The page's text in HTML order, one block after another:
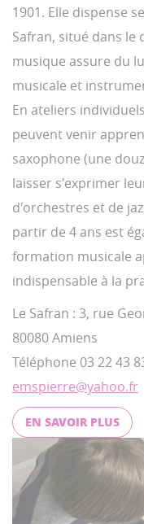
1901. Elle dispense
Safran, situé dans le
musique assure du
musicale et
En ateliers
peuvent venir
saxophone (une
laisser s'exprimer
d'orchestres et de
partir de 4 ans est
formation musicale
indispensable à la
Le Safran : 3, rue
80080 Amiens
Téléphone 03 22 43
emspierre@yahoo.fr
EN SAVOIR PLUS